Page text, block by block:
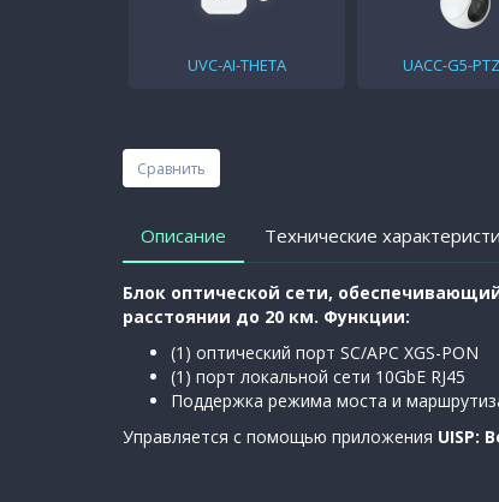
UVC-AI-THETA UACC-G5-
Сравнить
Описание Технические
Блок оптической сети,
расстоянии до 20 км. Функции:
(1) оптический порт SC/APC XGS-PON
(1) порт локальной сети 10GbE RJ45
Поддержка режима моста и
Управляется с помощью приложения UISP: